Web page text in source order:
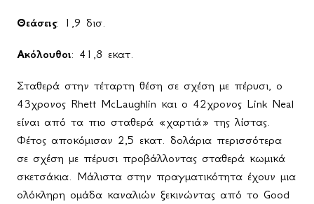
Θεάσεις: 1,9 δισ.
Ακόλουθοι: 41,8 εκατ.
Σταθερά στην τέταρτη θέση σε σχέση με πέρυσι, ο
43χρονος Rhett McLaughlin και ο 42χρονος Link Neal
είναι από τα πιο σταθερά «χαρτιά» της λίστας.
Φέτος αποκόμισαν 2,5 εκατ. δολάρια περισσότερα
σε σχέση με πέρυσι προβάλλοντας σταθερά κωμικά
σκετσάκια. Μάλιστα στην πραγματικότητα έχουν μια
ολόκληρη ομάδα καναλιών ξεκινώντας από το Good